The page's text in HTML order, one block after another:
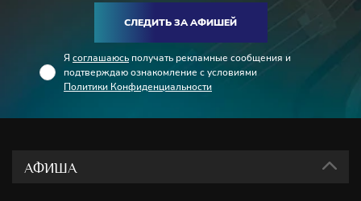
СЛЕДИТЬ ЗА АФИШЕЙ
Я соглашаюсь получать рекламные сообщения и
подтверждаю ознакомление с условиями
Политики Конфиденциальности
АФИША